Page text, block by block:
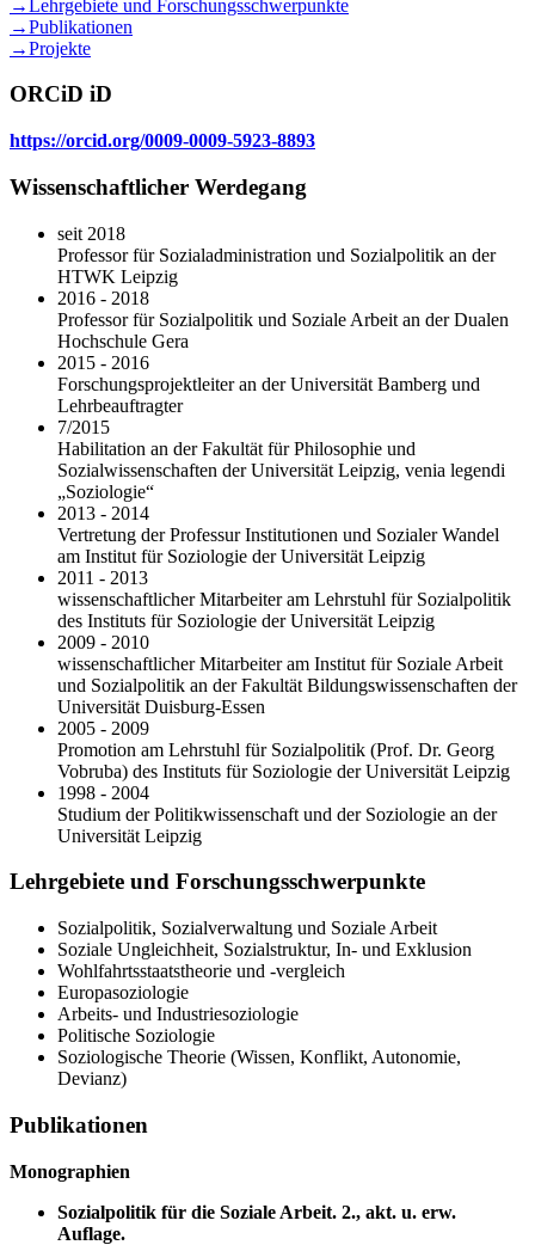
→Lehrgebiete und Forschungsschwerpunkte
→Publikationen
→Projekte
ORCiD iD
https://orcid.org/0009-0009-5923-8893
Wissenschaftlicher Werdegang
seit 2018
Professor für Sozialadministration und Sozialpolitik an der
HTWK Leipzig
2016 - 2018
Professor für Sozialpolitik und Soziale Arbeit an der Dualen
Hochschule Gera
2015 - 2016
Forschungsprojektleiter an der Universität Bamberg und
Lehrbeauftragter
7/2015
Habilitation an der Fakultät für Philosophie und
Sozialwissenschaften der Universität Leipzig, venia legendi
„Soziologie“
2013 - 2014
Vertretung der Professur Institutionen und Sozialer Wandel
am Institut für Soziologie der Universität Leipzig
2011 - 2013
wissenschaftlicher Mitarbeiter am Lehrstuhl für Sozialpolitik
des Instituts für Soziologie der Universität Leipzig
2009 - 2010
wissenschaftlicher Mitarbeiter am Institut für Soziale Arbeit
und Sozialpolitik an der Fakultät Bildungswissenschaften der
Universität Duisburg-Essen
2005 - 2009
Promotion am Lehrstuhl für Sozialpolitik (Prof. Dr. Georg
Vobruba) des Instituts für Soziologie der Universität Leipzig
1998 - 2004
Studium der Politikwissenschaft und der Soziologie an der
Universität Leipzig
Lehrgebiete und Forschungsschwerpunkte
Sozialpolitik, Sozialverwaltung und Soziale Arbeit
Soziale Ungleichheit, Sozialstruktur, In- und Exklusion
Wohlfahrtsstaatstheorie und -vergleich
Europasoziologie
Arbeits- und Industriesoziologie
Politische Soziologie
Soziologische Theorie (Wissen, Konflikt, Autonomie,
Devianz)
Publikationen
Monographien
Sozialpolitik für die Soziale Arbeit. 2., akt. u. erw.
Auflage.